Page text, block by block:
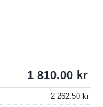
1 810.00
2 262.50